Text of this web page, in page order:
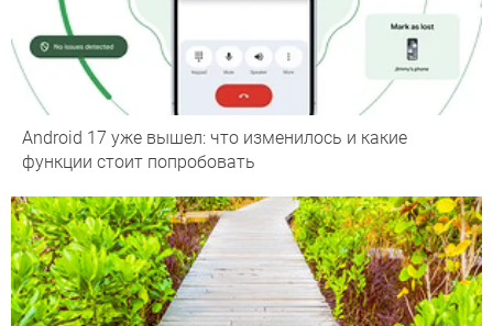
Android 17 уже вышел: что изменилось и какие
функции стоит попробовать